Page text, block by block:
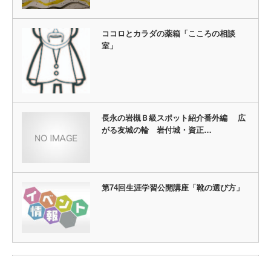
ココロとカラダの薬箱「こころの相談
室」
長永の岩槻Ｂ級スポット紹介番外編 広
がる友城の輪 岩付城・資正…
第74回生涯学習公開講座「靴の選び方」